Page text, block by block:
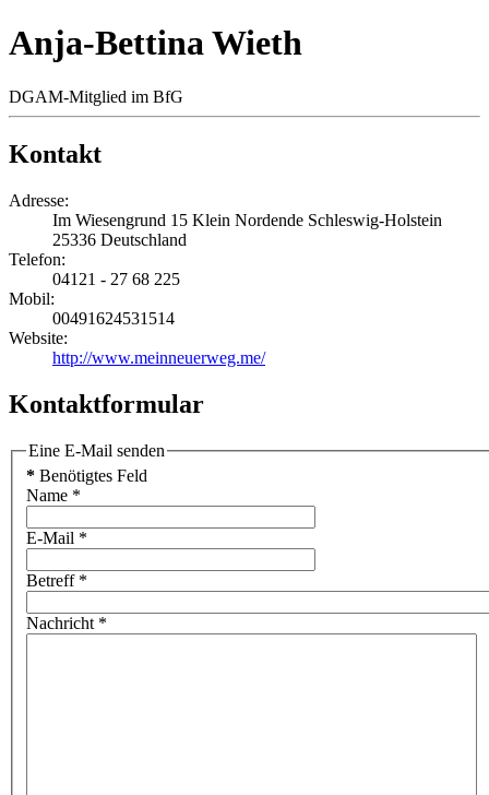
Anja-Bettina Wieth
DGAM-Mitglied im BfG
Kontakt
Adresse:
Im Wiesengrund 15 Klein Nordende Schleswig-Holstein
25336 Deutschland
Telefon:
04121 - 27 68 225
Mobil:
00491624531514
Website:
http://www.meinneuerweg.me/
Kontaktformular
Eine E-Mail senden
* Benötigtes Feld
Name *
E-Mail *
Betreff*
Nachricht *